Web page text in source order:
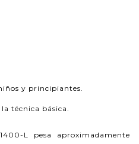
y principiantes.
técnica básica.
L pesa aproximadamente